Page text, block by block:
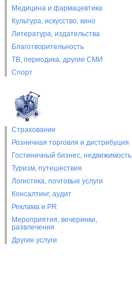
Медицина и фармацевтика
Культура, искусство, кино
Литература, издательства
Благотворительность
ТВ, периодика, другие СМИ
Спорт
Страхование
Розничная торговля и дистрибуция
Гостиничный бизнес, недвижимость
Туризм, путешествия
Логистика, почтовые услуги
Консалтинг, аудит
Реклама и PR
Мероприятия, вечеринки,
развлечения
Другие услуги